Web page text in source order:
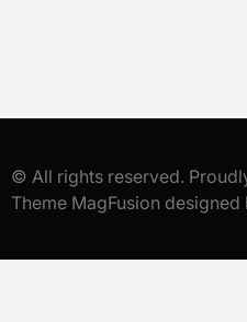
© All rights reserved.
Theme MagFusion designed